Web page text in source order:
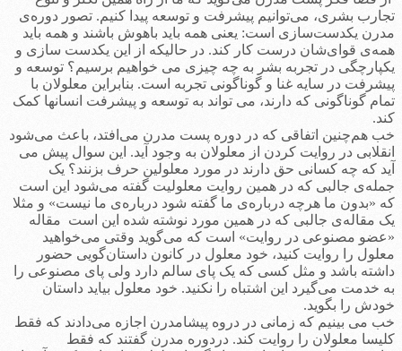
تجارب بشری، می‌توانیم پیشرفت و توسعه پیدا کنیم. تصور دوره‌ی
مدرن یکدست‌سازی است: یعنی همه باید باهوش باشند و همه باید
همه‌ی قوای‌شان درست کار کند. در حالیکه از این یکدست سازی و
یکپارچگی در تجربه بشر به چه چیزی می خواهیم برسیم؟ توسعه و
پیشرفت در سایه غنا و گوناگونی تجربه است. بنابراین معلولان با
تمام گوناگونی که دارند، می تواند به توسعه و پیشرفت انسانها کمک
کند.
خب هم‌چنین اتفاقی که در دوره پست مدرن می‌افتد، باعث می‌شود
انقلابی در روایت کردن از معلولان به وجود آید. این‌ سوال پیش می
آید که چه کسانی حق دارند در مورد معلولین حرف بزنند؟ یک
جمله‌ی جالبی که در همین روایت معلولیت گفته می‌شود این است
که «بدون ما هرچه درباره‌ی ما گفته شود درباره‌ی ما نیست» و مثلا
یک مقاله‌ی جالبی که در همین مورد نوشته شده این است مقاله
«عضو مصنوعی در روایت» است که می‌گوید وقتی می‌خواهید
معلول را روایت کنید، خود معلول در کانون داستان‌گویی حضور
داشته باشد و مثل کسی که یک پای سالم دارد ولی پای مصنوعی را
به خدمت می‌گیرد این اشتباه را نکنید. خود معلول بیاید داستان
خودش را بگوید.
خب می بینیم که زمانی در دروه پیشامدرن اجازه می‌دادند که فقط
کلیسا معلولان را روایت کند. دردوره مدرن گفتند که فقط